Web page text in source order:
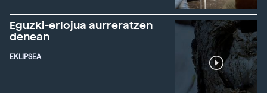
Eguzki-erlojua aurreratzen
denean
EKLIPSEA